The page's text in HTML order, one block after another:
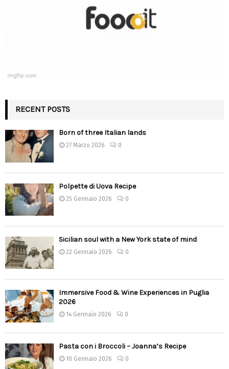
RECENT POSTS
Born of three Italian lands
27 Marzo 2026 0
Polpette di Uova Recipe
25 Gennaio 2026 0
Sicilian soul with a New York state of mind
22 Gennaio 2026 0
Immersive Food & Wine Experiences in Puglia
2026
14 Gennaio 2026 0
Pasta con i Broccoli – Joanna’s Recipe
10 Gennaio 2026 0